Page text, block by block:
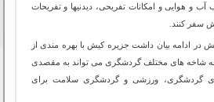
و هوایی و امکانات تفریحی، دیدنیها و تفریحات
سفر کنند
در ادامه بیان داشت جزیره کیش با بهره مندی از
شاخه های مختلف گردشگری مى تواند به مقصدی
گردشگری، ورزشی و گردشگری سلامت برای